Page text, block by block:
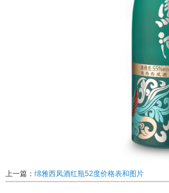
上一篇： 绵雅西凤酒红瓶52度价格表和图片